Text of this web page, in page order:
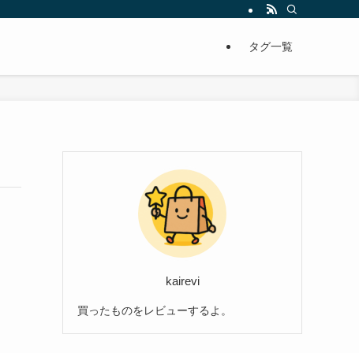
タグ一覧
kairevi
買ったものをレビューするよ。